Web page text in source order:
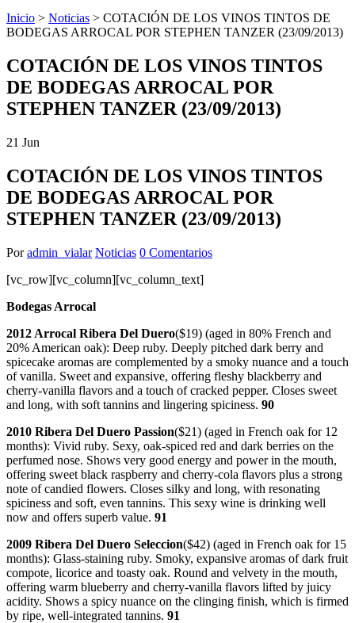
Inicio > Noticias > COTACIÓN DE LOS VINOS TINTOS DE
BODEGAS ARROCAL POR STEPHEN TANZER (23/09/2013)
COTACIÓN DE LOS VINOS TINTOS
DE BODEGAS ARROCAL POR
STEPHEN TANZER (23/09/2013)
21 Jun
COTACIÓN DE LOS VINOS TINTOS
DE BODEGAS ARROCAL POR
STEPHEN TANZER (23/09/2013)
Poradmin_vialar Noticias 0 Comentarios
[vc_row][vc_column][vc_column_text]
Bodegas Arrocal
2012 Arrocal Ribera Del Duero($19) (aged in 80% French and
20% American oak): Deep ruby. Deeply pitched dark berry and
spicecake aromas are complemented by a smoky nuance and a touch
of vanilla. Sweet and expansive, offering fleshy blackberry and
cherry-vanilla flavors and a touch of cracked pepper. Closes sweet
and long, with soft tannins and lingering spiciness. 90
2010 Ribera Del Duero Passion($21) (aged in French oak for 12
months): Vivid ruby. Sexy, oak-spiced red and dark berries on the
perfumed nose. Shows very good energy and power in the mouth,
offering sweet black raspberry and cherry-cola flavors plus a strong
note of candied flowers. Closes silky and long, with resonating
spiciness and soft, even tannins. This sexy wine is drinking well
now and offers superb value. 91
2009 Ribera Del Duero Seleccion($42) (aged in French oak for 15
months): Glass-staining ruby. Smoky, expansive aromas of dark fruit
compote, licorice and toasty oak. Round and velvety in the mouth,
offering warm blueberry and cherry-vanilla flavors lifted by juicy
acidity. Shows a spicy nuance on the clinging finish, which is firmed
by ripe, well-integrated tannins. 91